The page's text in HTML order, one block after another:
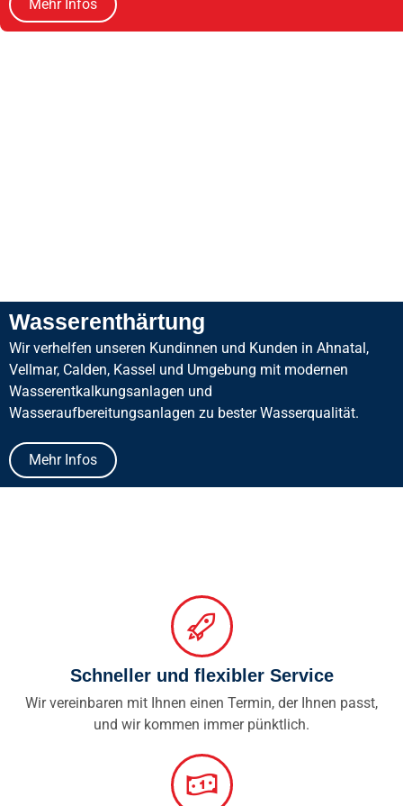
Mehr Infos
Wasserenthärtung
Wir verhelfen unseren Kundinnen und Kunden in Ahnatal,
Vellmar, Calden, Kassel und Umgebung mit modernen
Wasserentkalkungsanlagen und
Wasseraufbereitungsanlagen zu bester Wasserqualität.
Mehr Infos
Schneller und flexibler Service
Wir vereinbaren mit Ihnen einen Termin, der Ihnen passt,
und wir kommen immer pünktlich.